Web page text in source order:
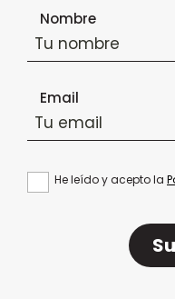
Formulario de
Nombre
Email
He leído y acepto la